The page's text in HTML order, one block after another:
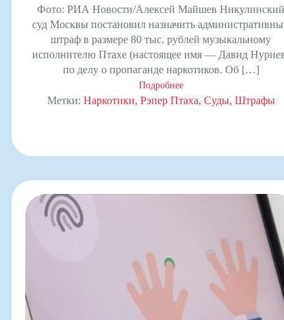
Фото: РИА Новости/Алексей Майшев Никулинский
суд Москвы постановил назначить
штраф в размере 80 тыс. рублей музыкальному
исполнителю Птахе (настоящее имя — Давид
по делу о пропаганде наркотиков. Об […]
Подробнее
Метки: Наркотики Рэпер Птаха Суды Штрафы